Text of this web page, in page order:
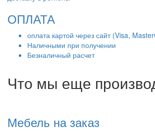
ОПЛАТА
оплата картой через сайт (Visa,
Наличными при получении
Безналичный расчет
Что мы еще
Мебель на заказ